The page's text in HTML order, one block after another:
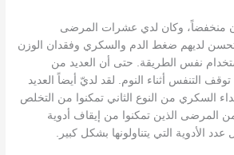
منخفضاً، وكان لدي عشرات المرضى
لديهم ضغط الدم والسكري وفقدان الوزن
نفس الطريقة. حتى أن العديد من
التنفس أثناء النوم. لقد لديّ أيضاً العديد
السكري من النوع الثاني تمكنوا من التخلص
المرضى الذين تمكنوا من إيقاف أدوية
الأدوية التي يتناولونها بشكل كبير.